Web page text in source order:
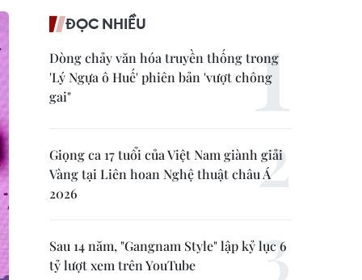
ĐỌC NHIỀU
Dòng chảy văn hóa truyền thống trong
'Lý Ngựa ô Huế' phiên bản 'vượt chông
gai"
Giọng ca 17 tuổi của Việt Nam giành giải
Vàng tại Liên hoan Nghệ thuật châu Á
2026
Sau 14 năm, "Gangnam Style" lập kỷ lục 6
tỷ lượt xem trên YouTube